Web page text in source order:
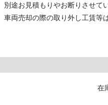
別途お見積もりやお断りさせて
車両売却の際の取り外し工賃等
在